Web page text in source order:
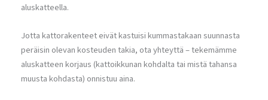
aluskatteella.
Jotta kattorakenteet eivät kastuisi kummastakaan suunnasta
peräisin olevan kosteuden takia, ota yhteyttä – tekemämme
aluskatteen korjaus (kattoikkunan kohdalta tai mistä tahansa
muusta kohdasta) onnistuu aina.